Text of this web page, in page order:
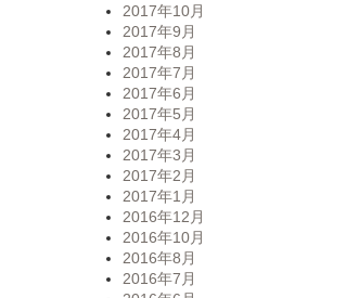
2017年10月
2017年9月
2017年8月
2017年7月
2017年6月
2017年5月
2017年4月
2017年3月
2017年2月
2017年1月
2016年12月
2016年10月
2016年8月
2016年7月